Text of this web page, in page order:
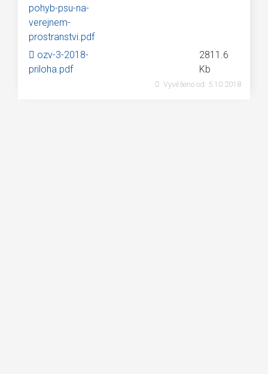
pohyb-psu-na-
verejnem-
prostranstvi.pdf
ozv-3-2018-
priloha.pdf
2811.6
Kb
Vyvěšeno od: 5.10.2018